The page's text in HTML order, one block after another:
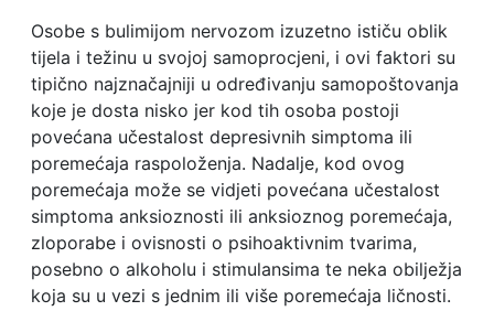
Osobe s bulimijom nervozom izuzetno ističu oblik
tijela i težinu u svojoj samoprocjeni, i ovi faktori su
tipično najznačajniji u određivanju samopoštovanja
koje je dosta nisko jer kod tih osoba postoji
povećana učestalost depresivnih simptoma ili
poremećaja raspoloženja. Nadalje, kod ovog
poremećaja može se vidjeti povećana učestalost
simptoma anksioznosti ili anksioznog poremećaja,
zloporabe i ovisnosti o psihoaktivnim tvarima,
posebno o alkoholu i stimulansima te neka obilježja
koja su u vezi s jednim ili više poremećaja ličnosti.